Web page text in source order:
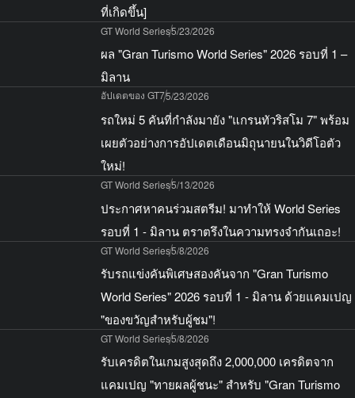
ที่เกิดขึ้น]
GT World Series5/23/2026
ผล "Gran Turismo World Series" 2026 รอบที่ 1 –
มิลาน
อัปเดตของ GT75/23/2026
รถใหม่ 5 คันที่กำลังมายัง "แกรนทัวริสโม 7" พร้อม
เผยตัวอย่างการอัปเดตเดือนมิถุนายนในวิดีโอตัว
ใหม่!
GT World Series5/13/2026
ประกาศหาคนร่วมสตรีม! มาทำให้ World Series
รอบที่ 1 - มิลาน ตราตรึงในความทรงจำกันเถอะ!
GT World Series5/8/2026
รับรถแข่งคันพิเศษสองคันจาก "Gran Turismo
World Series" 2026 รอบที่ 1 - มิลาน ด้วยแคมเปญ
"ของขวัญสำหรับผู้ชม"!
GT World Series5/8/2026
รับเครดิตในเกมสูงสุดถึง 2,000,000 เครดิตจาก
แคมเปญ "ทายผลผู้ชนะ" สำหรับ "Gran Turismo